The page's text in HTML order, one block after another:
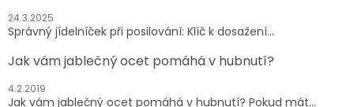
24.3.2025
Správný jídelníček při posilování: Klíč k dosažení...
Jak vám jablečný ocet pomáhá v hubnutí?
4.2.2019
Jak vám jablečný ocet pomáhá v hubnutí? Pokud mát...